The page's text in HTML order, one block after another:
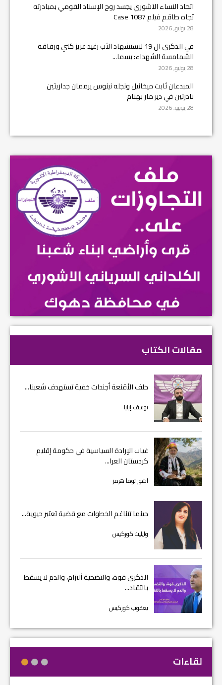
اتحاد النساء الآشوري يجسد روح الإسناد القومي بمبادرته
تجاه طاقم فيلم Case 1087
28 يونيو, 2026
في الذكرى ال 19 لاستشهاد الأب رغيد عزيز كني ورفاقه
الشمامسة الشهداء: بسما...
28 يونيو, 2026
المبدعان ثابت ميخائيل ونجله نينوس يرممان جداريتين
نادرتين في دير مار بهنام
28 يونيو, 2026
مقالات الكتاب
خلف الأقنعة أجندات خفية تستهدف شعبنا...
يوسف إيليا
غياب الإرادة السياسية في حكومة إقليم
كردستان العرا...
اشور توما هرمز
حينما تتناغم الخطوات مع قضية تعتبر حيوية...
وايليت كوركيس
الذكرى قوة، والتضحية ألتزام، والدم لا يسقط
بالتقاد...
يعقوب كوركيس
لقاءات